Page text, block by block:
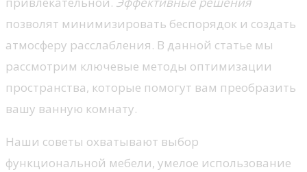
позволят минимизировать беспорядок и создать
атмосферу расслабления. В данной статье мы
рассмотрим ключевые методы оптимизации
пространства, которые помогут вам преобразить
вашу ванную комнату.
Наши советы охватывают выбор
функциональной мебели, умелое использование